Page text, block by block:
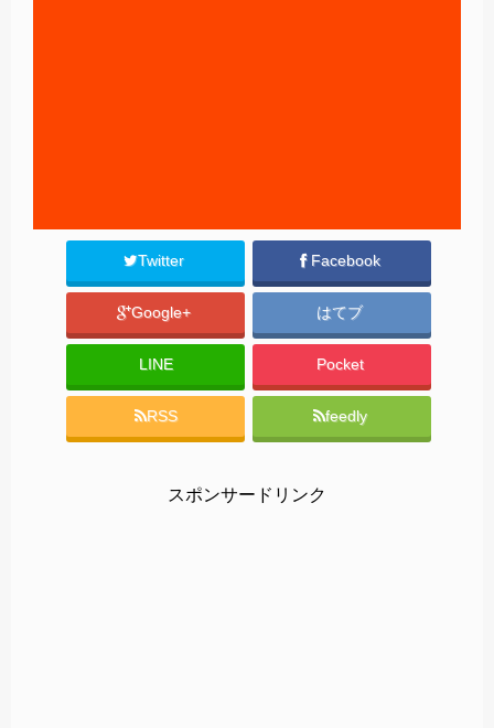
Twitter Facebook
Google+ はてブ
LINE Pocket
RSS feedly
スポンサードリンク